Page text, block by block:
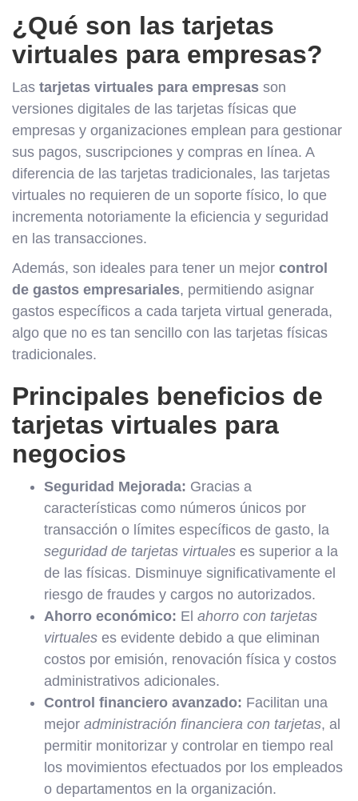
¿Qué son las tarjetas
virtuales para empresas?
Las tarjetas virtuales para empresas son
versiones digitales de las tarjetas físicas que
empresas y organizaciones emplean para gestionar
sus pagos, suscripciones y compras en línea. A
diferencia de las tarjetas tradicionales, las tarjetas
virtuales no requieren de un soporte físico, lo que
incrementa notoriamente la eficiencia y seguridad
en las transacciones.
Además, son ideales para tener un mejor control
de gastos empresariales, permitiendo asignar
gastos específicos a cada tarjeta virtual generada,
algo que no es tan sencillo con las tarjetas físicas
tradicionales.
Principales beneficios de
tarjetas virtuales para
negocios
Seguridad Mejorada: Gracias a
características como números únicos por
transacción o límites específicos de gasto, la
seguridad de tarjetas virtuales es superior a la
de las físicas. Disminuye significativamente el
riesgo de fraudes y cargos no autorizados.
Ahorro económico: El ahorro con tarjetas
virtuales es evidente debido a que eliminan
costos por emisión, renovación física y costos
administrativos adicionales.
Control financiero avanzado: Facilitan una
mejor administración financiera con tarjetas, al
permitir monitorizar y controlar en tiempo real
los movimientos efectuados por los empleados
o departamentos en la organización.